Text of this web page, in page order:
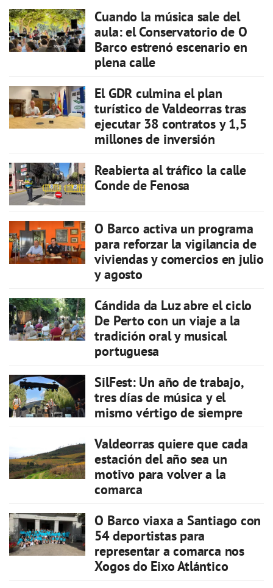
Cuando la música sale del
aula: el Conservatorio de O
Barco estrenó escenario en
plena calle
El GDR culmina el plan
turístico de Valdeorras tras
ejecutar 38 contratos y 1,5
millones de inversión
Reabierta al tráfico la calle
Conde de Fenosa
O Barco activa un programa
para reforzar la vigilancia de
viviendas y comercios en julio
y agosto
Cándida da Luz abre el ciclo
De Perto con un viaje a la
tradición oral y musical
portuguesa
SilFest: Un año de trabajo,
tres días de música y el
mismo vértigo de siempre
Valdeorras quiere que cada
estación del año sea un
motivo para volver a la
comarca
O Barco viaxa a Santiago con
54 deportistas para
representar a comarca nos
Xogos do Eixo Atlántico